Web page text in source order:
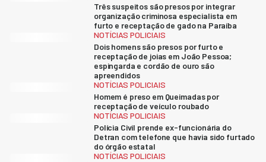
Três suspeitos são presos por integrar
organização criminosa especialista em
furto e receptação de gado na Paraíba
NOTÍCIAS POLICIAIS
Dois homens são presos por furto e
receptação de joias em João Pessoa;
espingarda e cordão de ouro são
apreendidos
NOTÍCIAS POLICIAIS
Homem é preso em Queimadas por
receptação de veículo roubado
NOTÍCIAS POLICIAIS
Polícia Civil prende ex-funcionária do
Detran com telefone que havia sido furtado
do órgão estatal
NOTÍCIAS POLICIAIS